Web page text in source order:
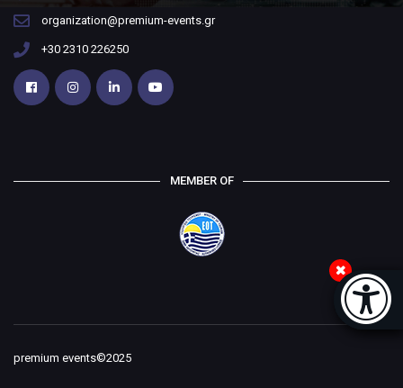
organization@premium-events.gr
+30 2310 226250
MEMBER OF
premium events©2025